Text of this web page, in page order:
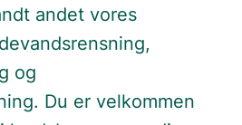
andet vores
og
Du er velkommen